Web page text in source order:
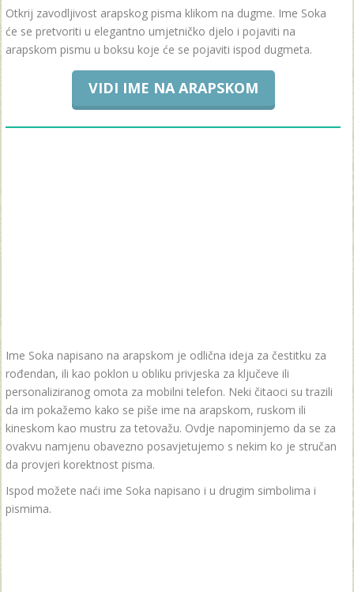
Otkrij zavodljivost arapskog pisma klikom na dugme. Ime Soka
će se pretvoriti u elegantno umjetničko djelo i pojaviti na
arapskom pismu u boksu koje će se pojaviti ispod dugmeta.
VIDI IME NA ARAPSKOM
Ime Soka napisano na arapskom je odlična ideja za čestitku za
rođendan, ili kao poklon u obliku privjeska za ključeve ili
personaliziranog omota za mobilni telefon. Neki čitaoci su trazili
da im pokažemo kako se piše ime na arapskom, ruskom ili
kineskom kao mustru za tetovažu. Ovdje napominjemo da se za
ovakvu namjenu obavezno posavjetujemo s nekim ko je stručan
da provjeri korektnost pisma.
Ispod možete naći ime Soka napisano i u drugim simbolima i
pismima.